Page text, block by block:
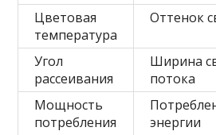
Цветовая
температура
Оттенок
Угол
рассеивания
Ширина
потока
Мощность
потребления
энергии